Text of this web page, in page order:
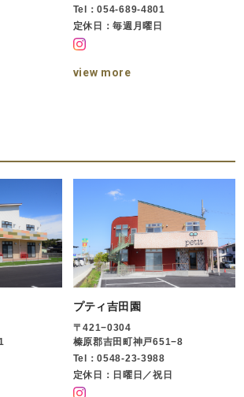
Tel：054-689-4801
定休日：毎週月曜日
view more
プティ吉田園
〒421−0304
榛原郡吉田町神戸651−8
Tel：0548-23-3988
定休日：日曜日／祝日